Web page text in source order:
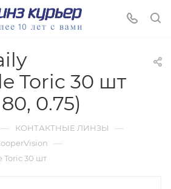
Toric 30 шт
80, 0.75)
— КОНТАКТНЫЕ ЛИНЗЫ —
—
Toric 30 шт